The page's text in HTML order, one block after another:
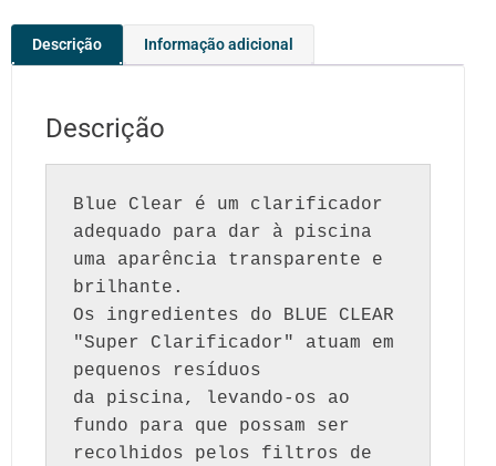
Descrição Informação adicional
Descrição
Blue Clear é um clarificador
adequado para dar à piscina
uma aparência transparente e
brilhante.
Os ingredientes do BLUE CLEAR
"Super Clarificador" atuam em
pequenos resíduos
da piscina, levando-os ao
fundo para que possam ser
recolhidos pelos filtros de